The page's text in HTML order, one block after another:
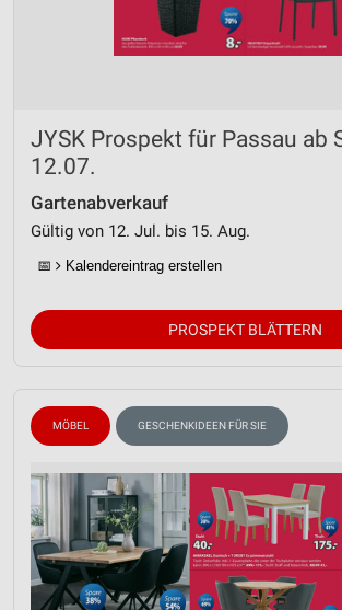
JYSK Prospekt für Passau ab
12.07.
Gartenabverkauf
Gültig von 12. Jul. bis 15. Aug.
📅 Kalendereintrag erstellen
PROSPEKT BLÄTTERN
MÖBEL GESCHENKIDEEN FÜR SIE